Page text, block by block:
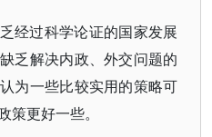
经过科学论证的国家发展
乏解决内政、外交问题的
为一些比较实用的策略可
更好一些。